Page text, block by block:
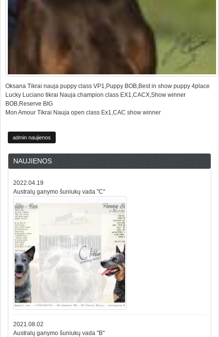
Oksana Tikrai nauja puppy class VP1,Puppy BOB,Best in show puppy 4place
Lucky Luciano tikrai Nauja champion class EX1,CACX,Show winner
BOB,Reserve BIG
Mon Amour Tikrai Nauja open class Ex1,CAC show winner
admin naujienos
NAUJIENOS
2022.04.19
Australų ganymo šuniukų vada "C"
2021.08.02
Australų ganymo šuniukų vada "B"